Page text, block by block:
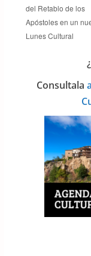
del Retablo de los
Apóstoles en un
Lunes Cultural
Consultala